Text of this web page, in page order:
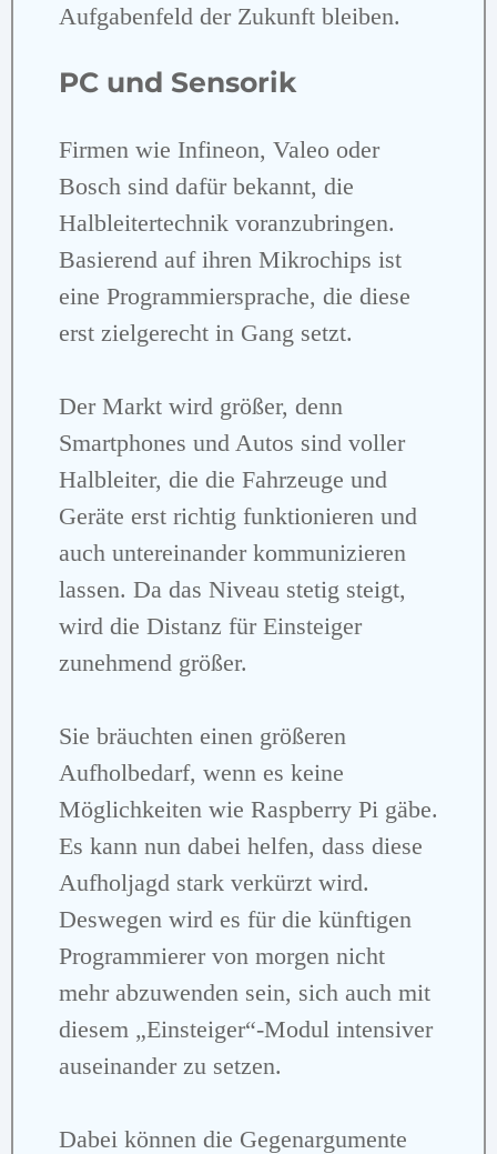
Aufgabenfeld der Zukunft bleiben.
PC und Sensorik
Firmen wie Infineon, Valeo oder
Bosch sind dafür bekannt, die
Halbleitertechnik voranzubringen.
Basierend auf ihren Mikrochips ist
eine Programmiersprache, die diese
erst zielgerecht in Gang setzt.
Der Markt wird größer, denn
Smartphones und Autos sind voller
Halbleiter, die die Fahrzeuge und
Geräte erst richtig funktionieren und
auch untereinander kommunizieren
lassen. Da das Niveau stetig steigt,
wird die Distanz für Einsteiger
zunehmend größer.
Sie bräuchten einen größeren
Aufholbedarf, wenn es keine
Möglichkeiten wie Raspberry Pi gäbe.
Es kann nun dabei helfen, dass diese
Aufholjagd stark verkürzt wird.
Deswegen wird es für die künftigen
Programmierer von morgen nicht
mehr abzuwenden sein, sich auch mit
diesem „Einsteiger“-Modul intensiver
auseinander zu setzen.
Dabei können die Gegenargumente